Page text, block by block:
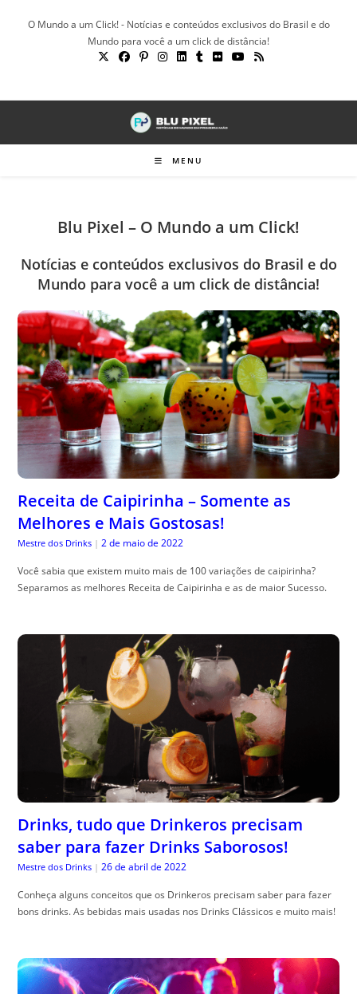
O Mundo a um Click! - Notícias e conteúdos exclusivos do Brasil e do
Mundo para você a um click de distância!
MENU
Blu Pixel – O Mundo a um Click!
Notícias e conteúdos exclusivos do Brasil e do
Mundo para você a um click de distância!
Receita de Caipirinha – Somente as
Melhores e Mais Gostosas!
Mestre dos Drinks | 2 de maio de 2022
Você sabia que existem muito mais de 100 variações de caipirinha?
Separamos as melhores Receita de Caipirinha e as de maior Sucesso.
Drinks, tudo que Drinkeros precisam
saber para fazer Drinks Saborosos!
Mestre dos Drinks | 26 de abril de 2022
Conheça alguns conceitos que os Drinkeros precisam saber para fazer
bons drinks. As bebidas mais usadas nos Drinks Clássicos e muito mais!